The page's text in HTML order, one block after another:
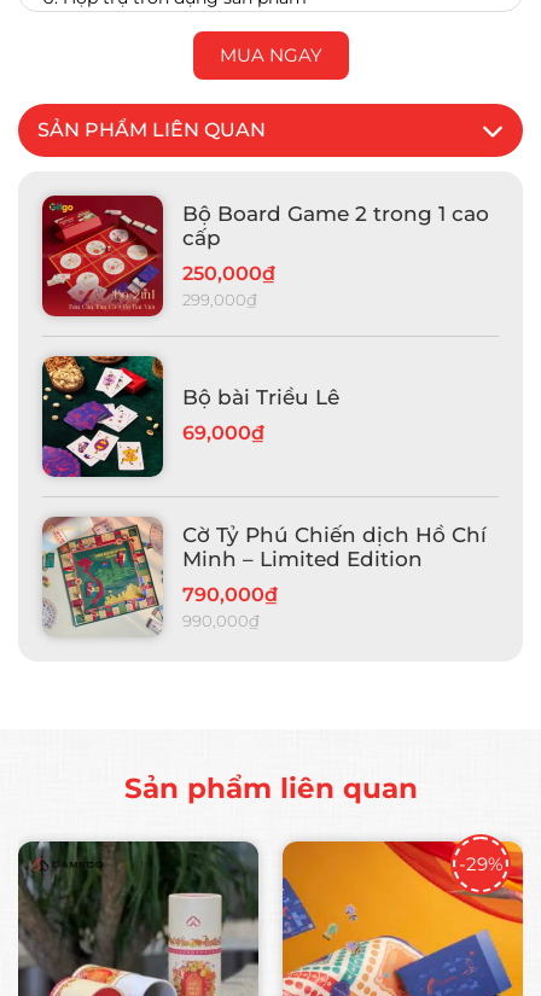
MUA NGAY
SẢN PHẨM LIÊN QUAN
Bộ Board Game 2 trong 1 cao
cấp
250,000₫
299,000₫
Bộ bài Triều Lê
69,000₫
Cờ Tỷ Phú Chiến dịch Hồ Chí
Minh – Limited Edition
790,000₫
990,000₫
Sản phẩm liên quan
-29%